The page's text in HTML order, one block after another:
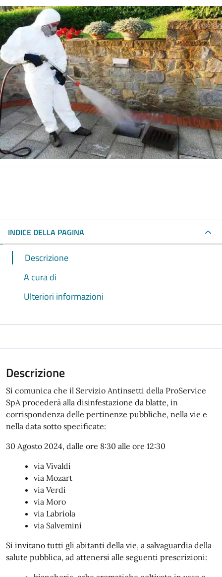
INDICE DELLA PAGINA
Descrizione
A cura di
Ulteriori informazioni
Descrizione
Si comunica che il Servizio Antinsetti della ProService
SpA procederà alla disinfestazione da blatte, in
corrispondenza delle pertinenze pubbliche, nella vie e
nella data sotto specificate:
30 Agosto 2024, dalle ore 8:30 alle ore 12:30
via Vivaldi
via Mozart
via Verdi
via Moro
via Labriola
via Salvemini
Si invitano tutti gli abitanti della vie, a salvaguardia della
salute pubblica, ad attenersi alle seguenti prescrizioni: